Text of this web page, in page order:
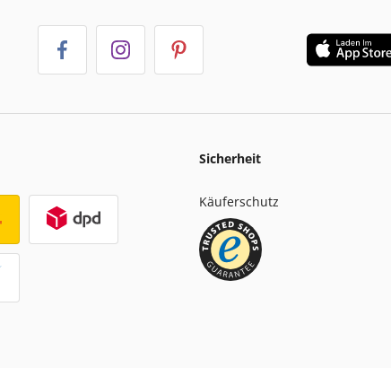
Sicherheit
Käuferschutz